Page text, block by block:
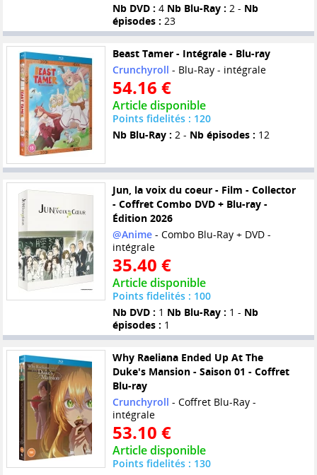
Nb DVD : 4 Nb Blu-Ray : 2 - Nb
épisodes : 23
Beast Tamer - Intégrale - Blu-ray
Crunchyroll - Blu-Ray - intégrale
54.16 €
Article disponible
Points fidelités : 120
Nb Blu-Ray : 2 - Nb épisodes : 12
Jun, la voix du coeur - Film - Collector
- Coffret Combo DVD + Blu-ray -
Édition 2026
@Anime- Combo Blu-Ray + DVD -
intégrale
35.40 €
Article disponible
Points fidelités : 100
Nb DVD : 1 Nb Blu-Ray : 1 - Nb
épisodes : 1
Why Raeliana Ended Up At The
Duke's Mansion - Saison 01 - Coffret
Blu-ray
Crunchyroll - Coffret Blu-Ray -
intégrale
53.10 €
Article disponible
Points fidelités : 130